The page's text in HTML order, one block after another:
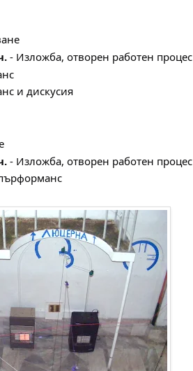
- Изложба, отворен работен процес
и дискусия
- Изложба, отворен работен процес